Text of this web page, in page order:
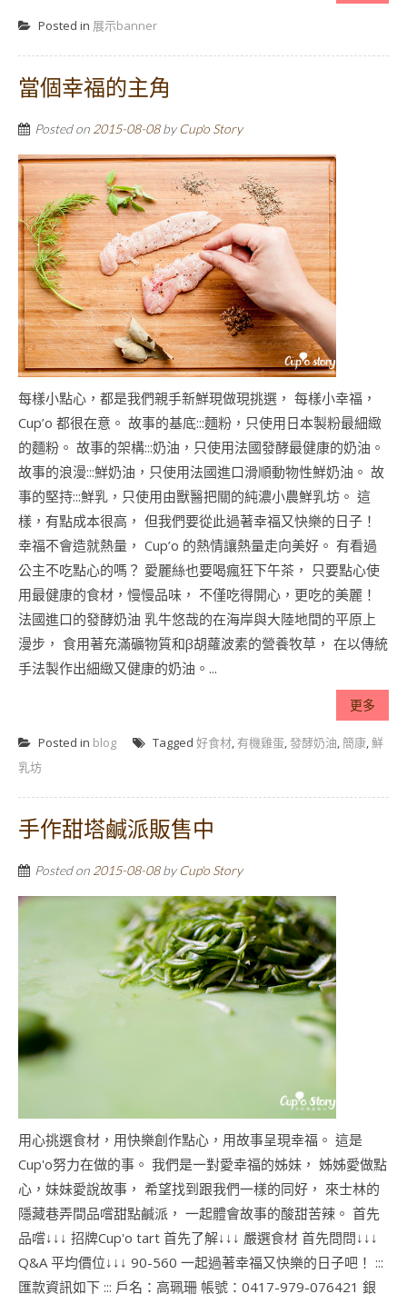
Posted in 展示banner
當個幸福的主角
Posted on 2015-08-08by Cup'o Story
每樣小點心，都是我們親手新鮮現做現挑選， 每樣小幸福，
Cup’o 都很在意。 故事的基底:::麵粉，只使用日本製粉最細緻
的麵粉。 故事的架構:::奶油，只使用法國發酵最健康的奶油。
故事的浪漫:::鮮奶油，只使用法國進口滑順動物性鮮奶油。 故
事的堅持:::鮮乳，只使用由獸醫把關的純濃小農鮮乳坊。 這
樣，有點成本很高， 但我們要從此過著幸福又快樂的日子！
幸福不會造就熱量， Cup’o 的熱情讓熱量走向美好。 有看過
公主不吃點心的嗎？ 愛麗絲也要喝瘋狂下午茶， 只要點心使
用最健康的食材，慢慢品味， 不僅吃得開心，更吃的美麗！
法國進口的發酵奶油 乳牛悠哉的在海岸與大陸地間的平原上
漫步， 食用著充滿礦物質和β胡蘿波素的營養牧草， 在以傳統
手法製作出細緻又健康的奶油。...
更多
Posted in blog Tagged 好食材,有機雞蛋,發酵奶油, 簡康,鮮
乳坊
手作甜塔鹹派販售中
Posted on 2015-08-08by Cup'o Story
用心挑選食材，用快樂創作點心，用故事呈現幸福。 這是
Cup'o努力在做的事。 我們是一對愛幸福的姊妹， 姊姊愛做點
心，妹妹愛說故事， 希望找到跟我們一樣的同好， 來士林的
隱藏巷弄間品嚐甜點鹹派， 一起體會故事的酸甜苦辣。 首先
品嚐↓↓↓ 招牌Cup'o tart 首先了解↓↓↓ 嚴選食材 首先問問↓↓↓
Q&A 平均價位↓↓↓ 90-560 一起過著幸福又快樂的日子吧！ :::
匯款資訊如下 ::: 戶名：高珮珊 帳號：0417-979-076421 銀